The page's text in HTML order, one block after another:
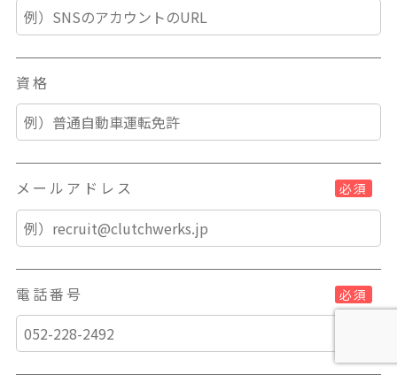
資格
メールアドレス 必須
電話番号 必須